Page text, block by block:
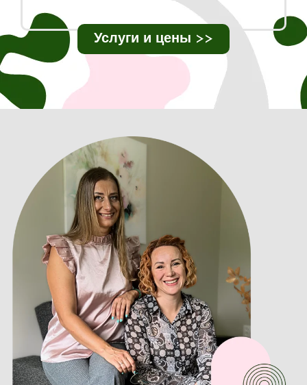
Услуги и цены >>